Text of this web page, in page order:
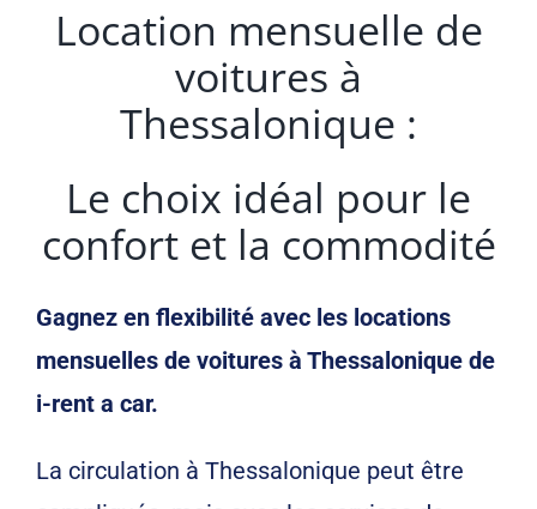
Location mensuelle de
voitures à
Thessalonique :
Le choix idéal pour le
confort et la commodité
Gagnez en flexibilité avec les locations
mensuelles de voitures à Thessalonique de
i-rent a car.
La circulation à Thessalonique peut être